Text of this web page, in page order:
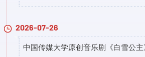
2026-07-26
中国传媒大学原创音乐剧《白雪公